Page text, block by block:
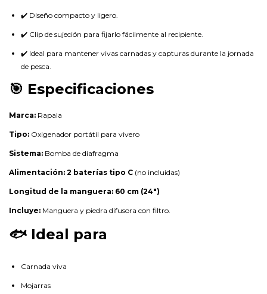
✔️ Diseño compacto y ligero.
✔️ Clip de sujeción para fijarlo fácilmente al recipiente.
✔️ Ideal para mantener vivas carnadas y capturas durante la jornada
de pesca.
🎯 Especificaciones
Marca: Rapala
Tipo: Oxigenador portátil para vivero
Sistema: Bomba de diafragma
Alimentación: 2 baterías tipo C (no incluidas)
Longitud de la manguera: 60 cm (24")
Incluye: Manguera y piedra difusora con filtro.
🐟 Ideal para
Carnada viva
Mojarras